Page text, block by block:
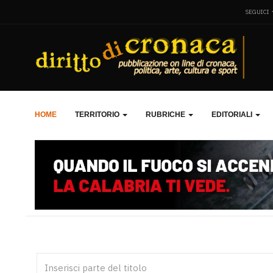
SEGUICI
HOME TERRITORIO RUBRICHE EDITORIALI